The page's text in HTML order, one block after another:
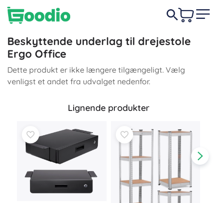
Beskyttende underlag til drejestole
Ergo Office
Dette produkt er ikke længere tilgængeligt. Vælg
venligst et andet fra udvalget nedenfor.
Lignende produkter